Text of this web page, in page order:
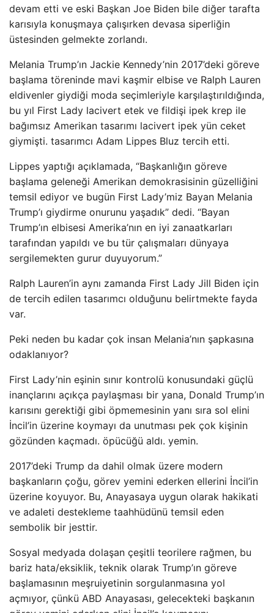
devam etti ve eski Başkan Joe Biden bile diğer tarafta
karısıyla konuşmaya çalışırken devasa siperliğin
üstesinden gelmekte zorlandı.
Melania Trump’ın Jackie Kennedy’nin 2017’deki göreve
başlama töreninde mavi kaşmir elbise ve Ralph Lauren
eldivenler giydiği moda seçimleriyle karşılaştırıldığında,
bu yıl First Lady lacivert etek ve fildişi ipek krep ile
bağımsız Amerikan tasarımı lacivert ipek yün ceket
giymişti. tasarımcı Adam Lippes Bluz tercih etti.
Lippes yaptığı açıklamada, “Başkanlığın göreve
başlama geleneği Amerikan demokrasisinin güzelliğini
temsil ediyor ve bugün First Lady’miz Bayan Melania
Trump’ı giydirme onurunu yaşadık” dedi. “Bayan
Trump’ın elbisesi Amerika’nın en iyi zanaatkarları
tarafından yapıldı ve bu tür çalışmaları dünyaya
sergilemekten gurur duyuyorum.”
Ralph Lauren’in aynı zamanda First Lady Jill Biden için
de tercih edilen tasarımcı olduğunu belirtmekte fayda
var.
Peki neden bu kadar çok insan Melania’nın şapkasına
odaklanıyor?
First Lady’nin eşinin sınır kontrolü konusundaki güçlü
inançlarını açıkça paylaşması bir yana, Donald Trump’ın
karısını gerektiği gibi öpmemesinin yanı sıra sol elini
İncil’in üzerine koymayı da unutması pek çok kişinin
gözünden kaçmadı. öpücüğü aldı. yemin.
2017’deki Trump da dahil olmak üzere modern
başkanların çoğu, görev yemini ederken ellerini İncil’in
üzerine koyuyor. Bu, Anayasaya uygun olarak hakikati
ve adaleti destekleme taahhüdünü temsil eden
sembolik bir jesttir.
Sosyal medyada dolaşan çeşitli teorilere rağmen, bu
bariz hata/eksiklik, teknik olarak Trump’ın göreve
başlamasının meşruiyetinin sorgulanmasına yol
açmıyor, çünkü ABD Anayasası, gelecekteki başkanın